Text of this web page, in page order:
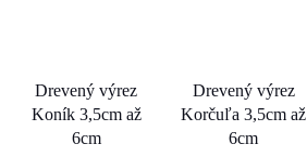
Drevený výrez
Koník 3,5cm až
6cm
Drevený výrez
Korčuľa 3,5cm až
6cm